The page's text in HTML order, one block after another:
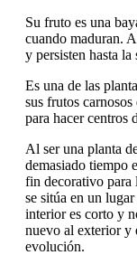
Su fruto es una
cuando maduran.
y persisten hasta
Es una de las
sus frutos
para hacer centros
Al ser una planta
demasiado tiempo
fin decorativo para
se sitúa en un
interior es corto y
nuevo al exterior y
evolución.